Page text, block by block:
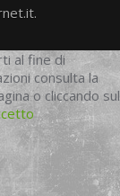
al fine di
consulta la
o cliccando sul